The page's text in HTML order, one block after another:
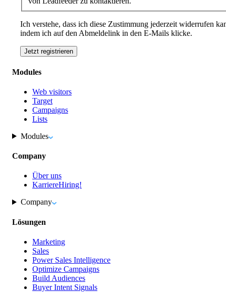
Ich verstehe, dass ich diese Zustimmung jederzeit widerrufen
indem ich auf den Abmeldelink in den E-Mails klicke.
Jetzt registrieren
Modules
Web visitors
Target
Campaigns
Lists
Modules
Company
Über uns
KarriereHiring!
Company
Lösungen
Marketing
Sales
Power Sales Intelligence
Optimize Campaigns
Build Audiences
Buyer Intent Signals